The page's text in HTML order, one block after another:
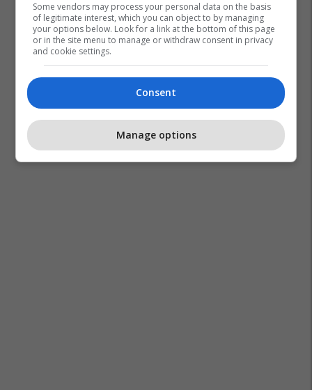
Some vendors may process your personal data on the basis
of legitimate interest, which you can object to by managing
your options below. Look for a link at the bottom of this page
or in the site menu to manage or withdraw consent in privacy
and cookie settings.
Consent
Manage options